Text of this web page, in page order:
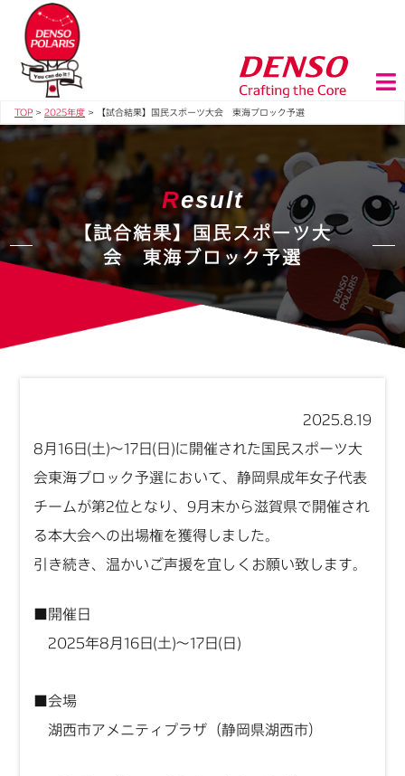
TOP > 2025年度 > 【試合結果】国民スポーツ大会 東海ブロック予選
Result
【試合結果】国民スポーツ大
会 東海ブロック予選
2025.8.19
8月16日(土)～17日(日)に開催された国民スポーツ大
会東海ブロック予選において、静岡県成年女子代表
チームが第2位となり、9月末から滋賀県で開催され
る本大会への出場権を獲得しました。
引き続き、温かいご声援を宜しくお願い致します。
■開催日
2025年8月16日(土)～17日(日)
■会場
湖西市アメニティプラザ（静岡県湖西市）